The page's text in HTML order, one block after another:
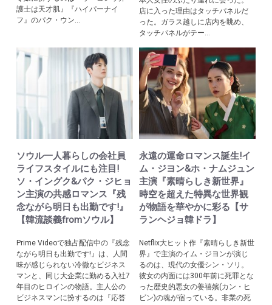
護士は天才肌』『ハイパーナイ
フ』のパク・ウン...
店に入った理由はタッチパネルだ
った。ガラス越しに店内を眺め、
タッチパネルがテー...
ソウル一人暮らしの会社員
ライフスタイルにも注目!
ソ・イングク&パク・ジヒョ
ン主演の共感ロマンス『残
念ながら明日も出勤です!』
【韓流談義fromソウル】
Prime Videoで独占配信中の『残念
ながら明日も出勤です!』は、人間
味が感じられない冷徹なビジネス
マンと、同じ大企業に勤める入社7
年目のヒロインの物語。主人公の
ビジネスマンに扮するのは『応答
永遠の運命ロマンス誕生!イ
ム・ジヨン&ホ・ナムジュン
主演『素晴らしき新世界』
時空を超えた特異な世界観
が物語を華やかに彩る【サ
ランヘジョ韓ドラ】
Netflix大ヒット作『素晴らしき新世
界』で主演のイム・ジヨンが演じ
るのは、現代の女優シン・ソリ。
彼女の内面には300年前に死罪とな
った歴史的悪女の姜禧嬪(カン・ヒ
ビン)の魂が宿っている。非業の死